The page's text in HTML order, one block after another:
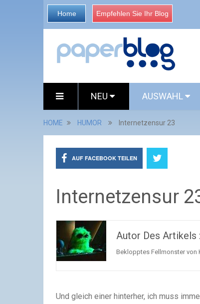
Home Empfehlen Sie Ihr Blog
NEU AUSWAHL
HOME HUMOR Internetzensur 23
AUF FACEBOOK TEILEN
Internetzensur
Autor Des Artikels :
Beklopptes Fellmonster von
Und gleich einer hinterher, ich muss